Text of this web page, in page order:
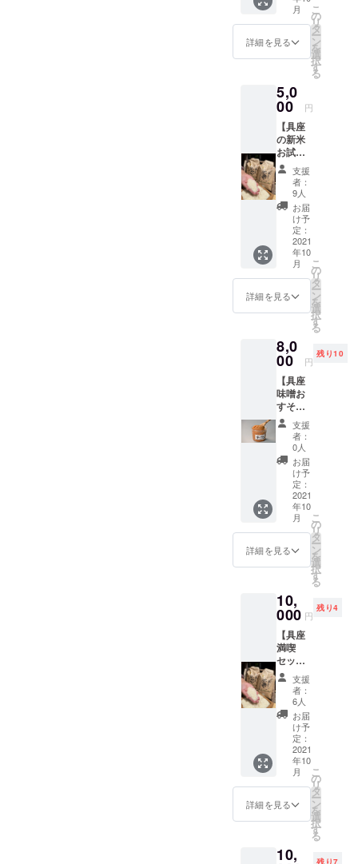
宿「具
座」の
看板は
全て手
書き文
字をそ
のまま
手ぬぐ
いにし
まし
た。ぜ
ひ手も
とに置
いて具
座の風
情を暮
らしの
中でお
楽しみ
下さ
い。濡
手ぬぐ
いは、
な生活
シーン
でお役
に立つ
と思い
ます。
・具座
女将さ
んのお
礼状
月
詳細を見る
こ
の
リ
タ
ー
ン
を
選
択
す
る
5,0
00 円
【具座
の新米
お試し
セッ
ト】 ＊
みつせ
米コシ
ヒカリ
新米３
キロ
ふっく
らとし
た炊き
あがり
で、一
が強く
歯ごた
えのあ
る味わ
いが特
徴で
す。 ＊
具座手
拭い 農
家民宿
「具
座」の
看板は
全て手
書き。
この手
書き文
いにし
まし
ひ手も
とに置
いて具
座の風
情を暮
らしの
中でお
楽しみ
下さ
い。濡
れても
すぐに
乾く和
手ぬぐ
シーン
支援
者：
9人
お届
け予
定：
2021
年10
月
詳細を見る
こ
の
リ
タ
ー
ン
を
選
択
す
る
8,0
00 円
残り10
【具座
味噌お
すそわ
けセ
セッ
ト】 ＊
米味噌
800g×2
お味噌
は集落
の加工
組合の
手づく
り味噌
で原料
集落内
で栽培
された
コシヒ
カリ
（主食
米）大
豆は全
てJA佐
賀の大
豆を使
用して
いま
す。具
座の女
将は味
噌加工
も活動
支援
者：
0人
お届
け予
定：
2021
年10
月
詳細を見る
こ
の
リ
タ
ー
ン
を
選
択
す
る
10,
000 円
残り4
【具座
満喫
セッ
ト：
米・米
セッ
ト】限
定10
セット
▼内容
▼ ・コ
シヒカ
リ米
5kg×1
ふっく
あがり
支援
者：
6人
お届
け予
定：
2021
年10
月
詳細を見る
こ
の
リ
タ
ー
ン
を
選
択
す
る
10,